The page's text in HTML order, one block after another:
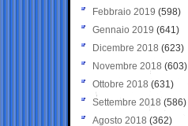
Febbraio 2019 (598)
Gennaio 2019 (641)
Dicembre 2018 (623)
Novembre 2018 (603)
Ottobre 2018 (631)
Settembre 2018 (586)
Agosto 2018 (362)